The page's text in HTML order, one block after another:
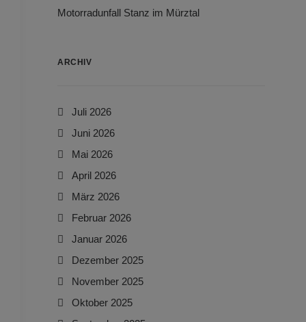
Motorradunfall Stanz im Mürztal
ARCHIV
Juli 2026
Juni 2026
Mai 2026
April 2026
März 2026
Februar 2026
Januar 2026
Dezember 2025
November 2025
Oktober 2025